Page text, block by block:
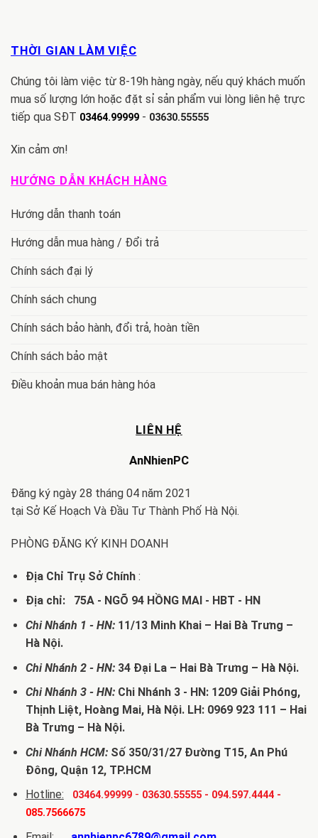
THỜI GIAN LÀM VIỆC
Chúng tôi làm việc từ 8-19h hàng ngày, nếu quý khách muốn
mua số lượng lớn hoặc đặt sỉ sản phẩm vui lòng liên hệ trực
tiếp qua SĐT 03464.99999 - 03630.55555
Xin cảm ơn!
HƯỚNG DẪN KHÁCH HÀNG
Hướng dẫn thanh toán
Hướng dẫn mua hàng / Đổi trả
Chính sách đại lý
Chính sách chung
Chính sách bảo hành, đổi trả, hoàn tiền
Chính sách bảo mật
Điều khoản mua bán hàng hóa
LIÊN HỆ
AnNhienPC
Đăng ký ngày 28 tháng 04 năm 2021
tại Sở Kế Hoạch Và Đầu Tư Thành Phố Hà Nội.
PHÒNG ĐĂNG KÝ KINH DOANH
Địa Chỉ Trụ Sở Chính:
Địa chỉ: 75A - NGÕ 94 HỒNG MAI - HBT - HN
Chi Nhánh 1 - HN:11/13 Minh Khai – Hai Bà Trưng –
Hà Nội.
Chi Nhánh 2 - HN:34 Đại La – Hai Bà Trưng – Hà Nội.
Chi Nhánh 3 - HN:Chi Nhánh 3 - HN: 1209 Giải Phóng,
Thịnh Liệt, Hoàng Mai, Hà Nội. LH: 0969 923 111 – Hai
Bà Trưng – Hà Nội.
Chi Nhánh HCM:Số 350/31/27 Đường T15, An Phú
Đông, Quận 12, TP.HCM
Hotline:
03464.99999- 03630.55555- 094.597.4444-
085.7566675